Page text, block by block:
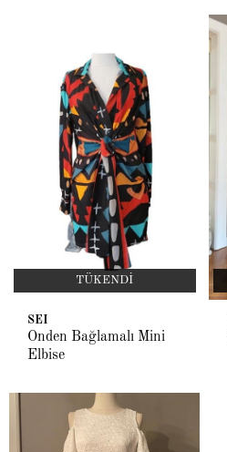
TÜKENDI
SEI
Önden Bağlamalı Mini
Elbise